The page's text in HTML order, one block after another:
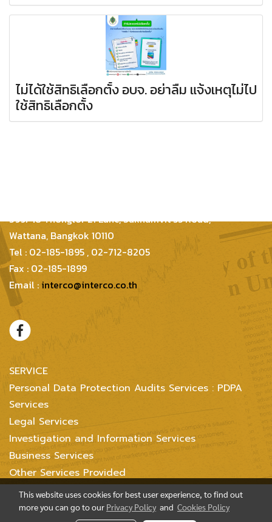
ไม่ได้ใช้สิทธิเลือกตั้ง อบจ. อย่าลืม แจ้งเหตุไม่ไป
ใช้สิทธิเลือกตั้ง
399/48 Thonglor 21 Lane, Sukhumvit 55 Road,
Wattana, Bangkok 10110
Tel : 02-185-1895 , 02-712-8205
Fax : 02-185-1899
Email : interco@interco.co.th
SERVICE
Personal Data Protection Audits Services : PDPA
Services
Legal Services
Investigation and Information Services
Business Services
Other Services Provided
Copyright @ 2004-2018 Inter Consultants Law And Business Ltd. All
This website uses cookies for best user experience, to find out
more you can go to our Privacy Policy and Cookies Policy